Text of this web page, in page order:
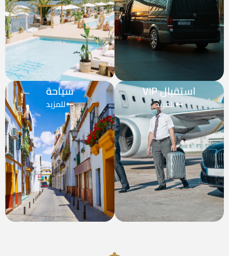
استقبال VIP
للمزيد
سياحة
للمزيد